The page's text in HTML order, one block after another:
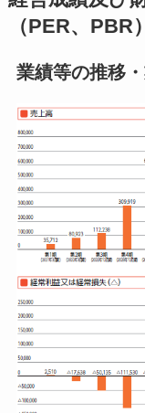
（PER、PBR）
業績等の推移